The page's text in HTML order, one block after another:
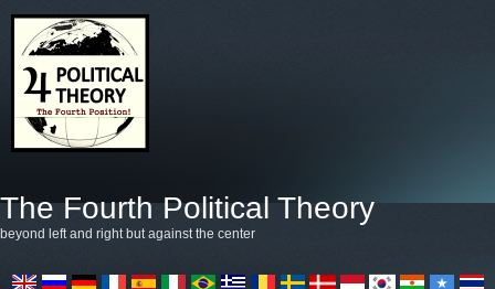
The Fourth Political Theory
beyond left and right but against the center